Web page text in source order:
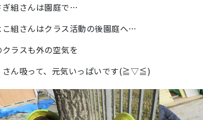
ぎ組さんは園庭で…
こ組さんはクラス活動の後園庭へ…
クラスも外の空気を
さん吸って、元気いっぱいです(≧▽≦)